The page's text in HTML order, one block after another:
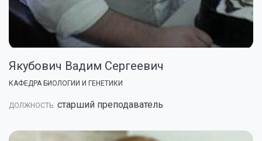
Якубович Вадим Сергеевич
КАФЕДРА БИОЛОГИИ И ГЕНЕТИКИ
ДОЛЖНОСТЬ: старший преподаватель